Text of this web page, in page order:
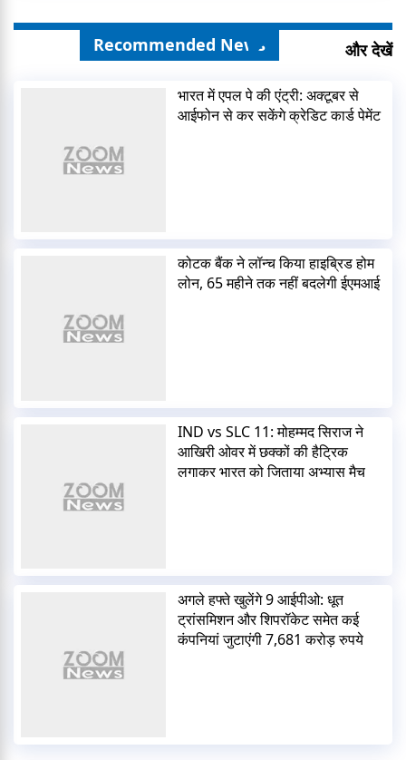
Recommended News और देखें
भारत में एपल पे की एंट्री: अक्टूबर से
आईफोन से कर सकेंगे क्रेडिट कार्ड पेमेंट
कोटक बैंक ने लॉन्च किया हाइब्रिड होम
लोन, 65 महीने तक नहीं बदलेगी ईएमआई
IND vs SLC 11: मोहम्मद सिराज ने
आखिरी ओवर में छक्कों की हैट्रिक
लगाकर भारत को जिताया अभ्यास मैच
अगले हफ्ते खुलेंगे 9 आईपीओ: धूत
ट्रांसमिशन और शिपरॉकेट समेत कई
कंपनियां जुटाएंगी 7,681 करोड़ रुपये